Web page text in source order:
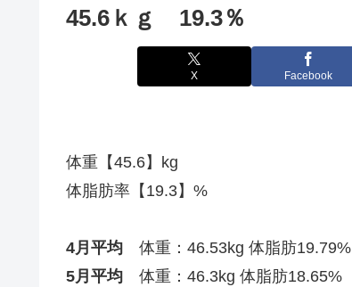
45.6ｋｇ 19.3％
X Facebook
体重【45.6】kg
体脂肪率【19.3】%
4月平均 体重：46.53kg 体脂肪19.79%
5月平均 体重：46.3kg 体脂肪18.65%